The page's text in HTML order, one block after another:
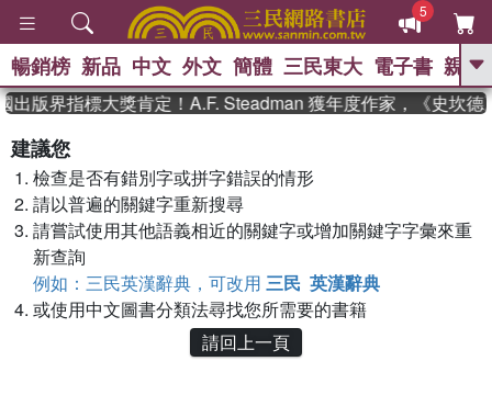
5
GO
史是一群喵 、
獎 臺灣漫遊錄
登輝時代 、 數學女孩：黎曼猜想 、
暢銷榜 新品 中文 外文 簡體 三民東大 電子書 親子
出版界指標大獎肯定！A.F. Steadman 獲年度作家，《史坎德
建議您
檢查是否有錯別字或拼字錯誤的情形
請以普遍的關鍵字重新搜尋
請嘗試使用其他語義相近的關鍵字或增加關鍵字字彙來重
新查詢
例如：三民英漢辭典，可改用 三民 英漢辭典
或使用中文圖書分類法尋找您所需要的書籍
請回上一頁